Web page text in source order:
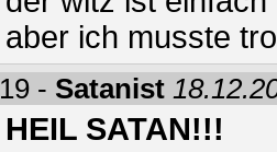
aber ich musste
19 - Satanist
HEIL SATAN!!!